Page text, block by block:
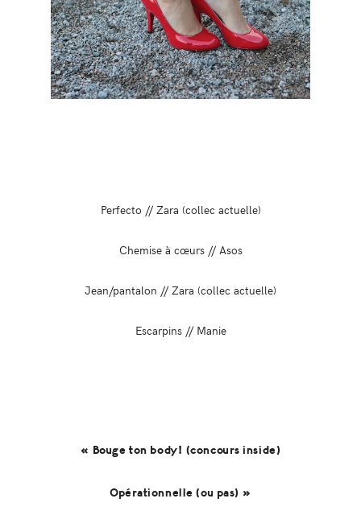
Perfecto // Zara (collec actuelle)
Chemise à cœurs // Asos
Jean/pantalon // Zara (collec actuelle)
Escarpins // Manie
« Bouge ton body! (concours inside)
Opérationnelle (ou pas) »